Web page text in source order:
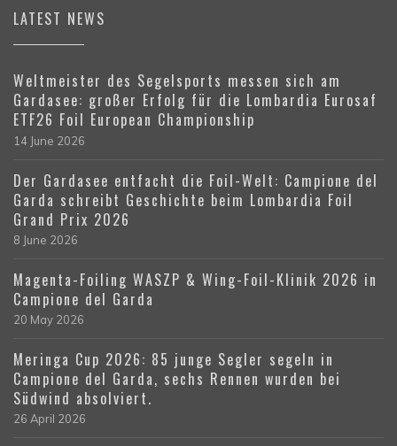
LATEST NEWS
Weltmeister des Segelsports messen sich am
Gardasee: großer Erfolg für die Lombardia Eurosaf
ETF26 Foil European Championship
14 June 2026
Der Gardasee entfacht die Foil-Welt: Campione del
Garda schreibt Geschichte beim Lombardia Foil
Grand Prix 2026
8 June 2026
Magenta-Foiling WASZP & Wing-Foil-Klinik 2026 in
Campione del Garda
20 May 2026
Meringa Cup 2026: 85 junge Segler segeln in
Campione del Garda, sechs Rennen wurden bei
Südwind absolviert.
26 April 2026